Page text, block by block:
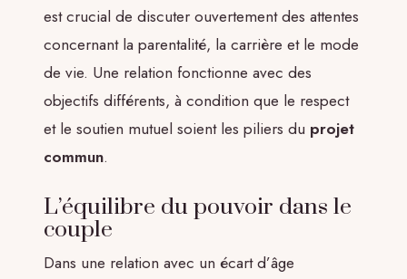
est crucial de discuter ouvertement des attentes
concernant la parentalité, la carrière et le mode
de vie. Une relation fonctionne avec des
objectifs différents, à condition que le respect
et le soutien mutuel soient les piliers du projet
commun.
L’équilibre du pouvoir dans le
couple
Dans une relation avec un écart d’âge